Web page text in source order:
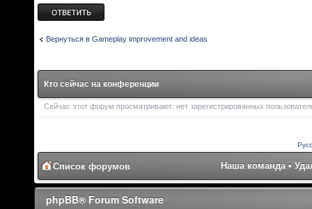
Ответить
Вернуться в Gameplay improvement and ideas
Кто сейчас на конференции
Сейчас этот форум просматривают: нет зарегистрированных
Список форумов Наша команда •
phpBB® Forum Software